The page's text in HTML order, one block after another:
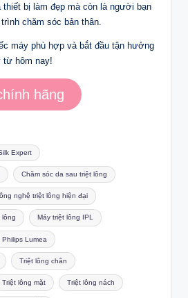
thiết bị làm đẹp mà còn là người bạn
chăm sóc bản thân.
máy phù hợp và bắt đầu tận hưởng
từ hôm nay!
hãng
Expert
Chăm sóc da sau triệt lông
nghệ triệt lông hiện đại
lông Máy triệt lông IPL
Philips Lumea
Triệt lông chân
Triệt lông mặt Triệt lông nách